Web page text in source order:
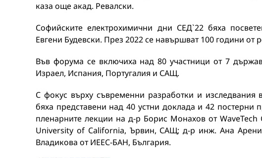
каза още акад. Ревалски.
Софийските електрохимични дни СЕД`22 бяха
Евгени Будевски. През 2022 се навършват 100 години от
Във форума се включиха над 80 участници от 7
Израел, Испания, Португалия и САЩ.
С фокус върху съвременни разработки и изследвания
бяха представени над 40 устни доклада и 42 постерни
пленарните лекции на д-р Борис Монахов от
University of California, Ървин, САЩ; д-р инж. Ана
Владикова от ИЕЕС-БАН, България.